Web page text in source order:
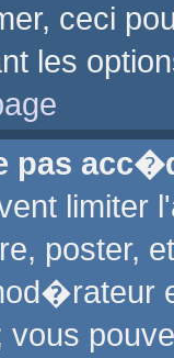
ceci
les
pas
poster,